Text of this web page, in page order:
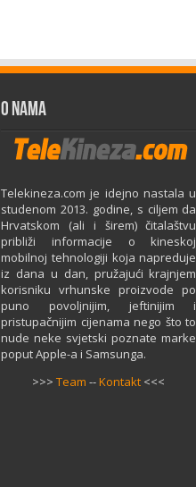
O Nama
Telekineza.com je idejno nastala u
studenom 2013. godine, s ciljem da
Hrvatskom (ali i širem) čitalaštvu
približi informacije o kineskoj
mobilnoj tehnologiji koja napreduje
iz dana u dan, pružajući krajnjem
korisniku vrhunske proizvode po
puno povoljnijim, jeftinijim i
pristupačnijim cijenama nego što to
nude neke svjetski poznate marke
poput Apple-a i Samsunga.
>>>Team --Kontakt <<<